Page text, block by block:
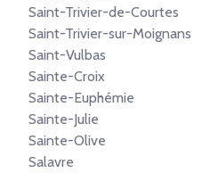
Saint-Trivier-de-Courtes
Saint-Trivier-sur-Moignans
Saint-Vulbas
Sainte-Croix
Sainte-Euphémie
Sainte-Julie
Sainte-Olive
Salavre